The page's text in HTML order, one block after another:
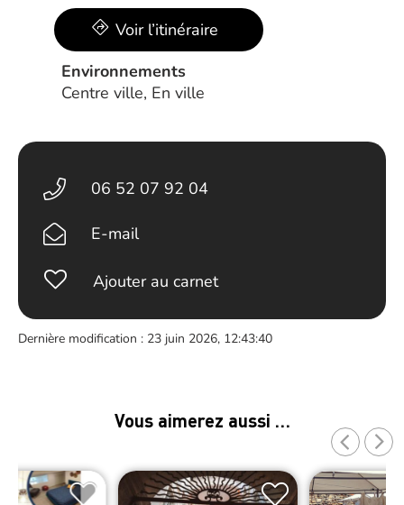
Voir l’itinéraire
Environnements
Centre ville, En ville
06 52 07 92 04
E-mail
Ajouter au carnet
Dernière modification : 23 juin 2026, 12:43:40
Vous aimerez aussi …